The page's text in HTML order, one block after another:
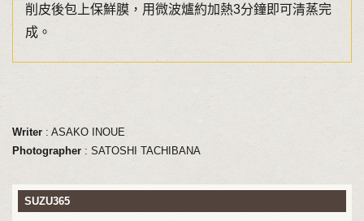
削皮後包上保鮮膜，用微波爐約加熱3分鐘即可清蒸完
成。
Writer: ASAKO INOUE
Photographer: SATOSHI TACHIBANA
SUZU365